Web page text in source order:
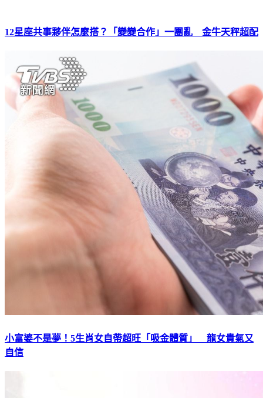
12星座共事夥伴怎麼搭？「變變合作」一團亂 金牛天秤超配
小富婆不是夢！5生肖女自帶超旺「吸金體質」 龍女貴氣又
自信